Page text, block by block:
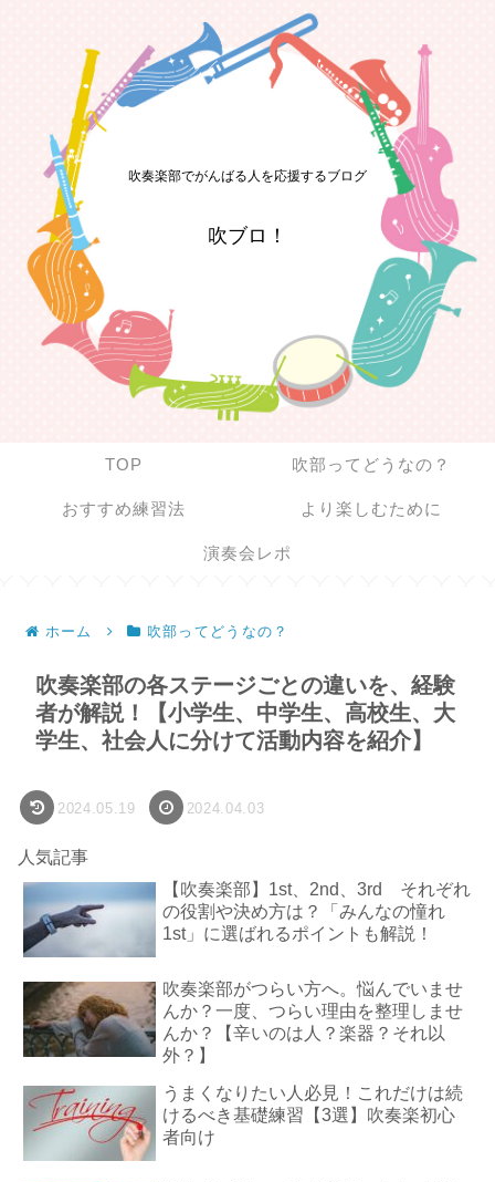
吹奏楽部でがんばる人を応援するブログ
吹ブロ！
TOP 吹部ってどうなの？
おすすめ練習法 より楽しむために
演奏会レポ
ホーム 吹部ってどうなの？
吹奏楽部の各ステージごとの違いを、経験
者が解説！【小学生、中学生、高校生、大
学生、社会人に分けて活動内容を紹介】
2024.05.19 2024.04.03
人気記事
【吹奏楽部】1st、2nd、3rd それぞれ
の役割や決め方は？「みんなの憧れ
1st」に選ばれるポイントも解説！
吹奏楽部がつらい方へ。悩んでいませ
んか？一度、つらい理由を整理しませ
んか？【辛いのは人？楽器？それ以
外？】
うまくなりたい人必見！これだけは続
けるべき基礎練習【3選】吹奏楽初心
者向け